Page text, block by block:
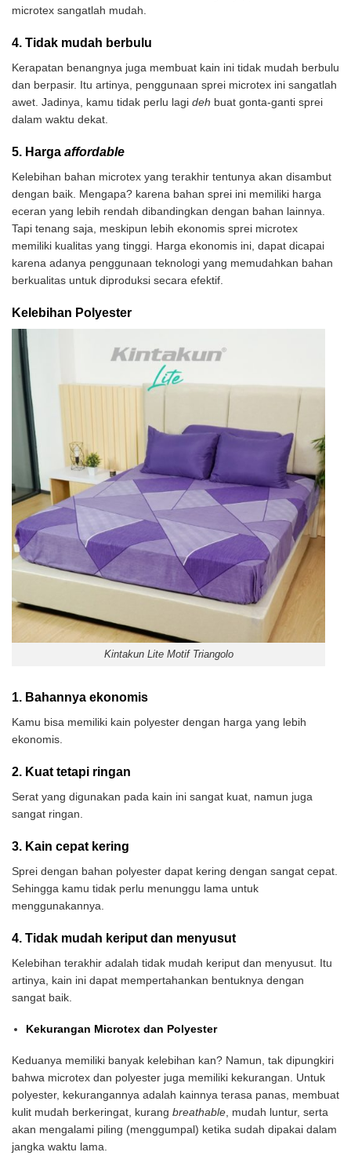
microtex sangatlah mudah.
4. Tidak mudah berbulu
Kerapatan benangnya juga membuat kain ini tidak mudah berbulu
dan berpasir. Itu artinya, penggunaan sprei microtex ini sangatlah
awet. Jadinya, kamu tidak perlu lagi deh buat gonta-ganti sprei
dalam waktu dekat.
5. Harga affordable
Kelebihan bahan microtex yang terakhir tentunya akan disambut
dengan baik. Mengapa? karena bahan sprei ini memiliki harga
eceran yang lebih rendah dibandingkan dengan bahan lainnya.
Tapi tenang saja, meskipun lebih ekonomis sprei microtex
memiliki kualitas yang tinggi. Harga ekonomis ini, dapat dicapai
karena adanya penggunaan teknologi yang memudahkan bahan
berkualitas untuk diproduksi secara efektif.
Kelebihan Polyester
Kintakun Lite Motif Triangolo
1. Bahannya ekonomis
Kamu bisa memiliki kain polyester dengan harga yang lebih
ekonomis.
2. Kuat tetapi ringan
Serat yang digunakan pada kain ini sangat kuat, namun juga
sangat ringan.
3. Kain cepat kering
Sprei dengan bahan polyester dapat kering dengan sangat cepat.
Sehingga kamu tidak perlu menunggu lama untuk
menggunakannya.
4. Tidak mudah keriput dan menyusut
Kelebihan terakhir adalah tidak mudah keriput dan menyusut. Itu
artinya, kain ini dapat mempertahankan bentuknya dengan
sangat baik.
Kekurangan Microtex dan Polyester
Keduanya memiliki banyak kelebihan kan? Namun, tak dipungkiri
bahwa microtex dan polyester juga memiliki kekurangan. Untuk
polyester, kekurangannya adalah kainnya terasa panas, membuat
kulit mudah berkeringat, kurang breathable, mudah luntur, serta
akan mengalami piling (menggumpal) ketika sudah dipakai dalam
jangka waktu lama.